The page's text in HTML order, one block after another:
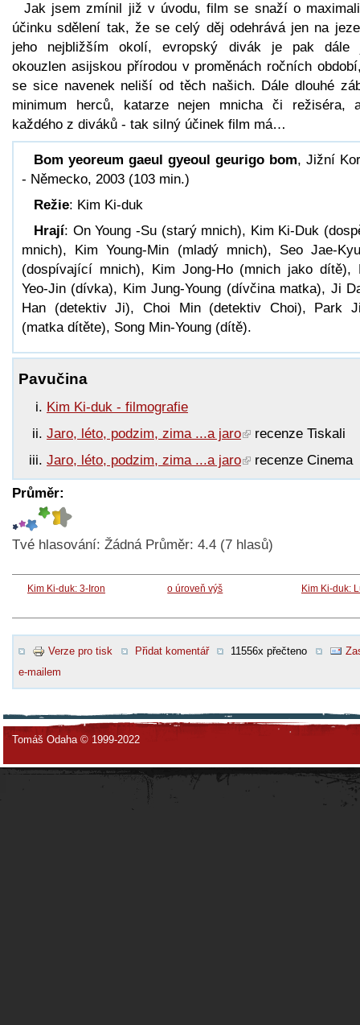
Jak jsem zmínil již v úvodu, film se snaží o
účinku sdělení tak, že se celý děj odehrává jen na
jeho nejbližším okolí, evropský divák je pak dále
okouzlen asijskou přírodou v proměnách ročních
se sice navenek neliší od těch našich. Dále dlouhé
minimum herců, katarze nejen mnicha či režiséra,
každého z diváků - tak silný účinek film má…
Bom yeoreum gaeul gyeoul geurigo bom, Jižní
- Německo, 2003 (103 min.)
Režie: Kim Ki-duk
Hrají: On Young -Su (starý mnich), Kim Ki-Duk
mnich), Kim Young-Min (mladý mnich), Seo Jae-
(dospívající mnich), Kim Jong-Ho (mnich jako dítě),
Yeo-Jin (dívka), Kim Jung-Young (dívčina matka), Ji
Han (detektiv Ji), Choi Min (detektiv Choi), Park
(matka dítěte), Song Min-Young (dítě).
Pavučina
Kim Ki-duk - filmografie
Jaro, léto, podzim, zima ...a jaro
recenze Tiskali
Jaro, léto, podzim, zima ...a jaro
recenze Cinema
Průměr:
Tvé hlasování: Žádná Průměr: 4.4 (7 hlasů)
Kim Ki-duk: 3-Iron o úroveň výš Kim Ki-duk:
Verze pro tisk Přidat komentář 11556x přečteno
e-mailem
Tomáš Odaha © 1999-2022